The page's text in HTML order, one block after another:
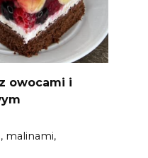
owocami i
malinami,